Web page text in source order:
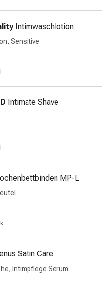
Intimwaschlotion
Sensitive
Intimate Shave
MP-L
Satin Care
Intimpflege Serum